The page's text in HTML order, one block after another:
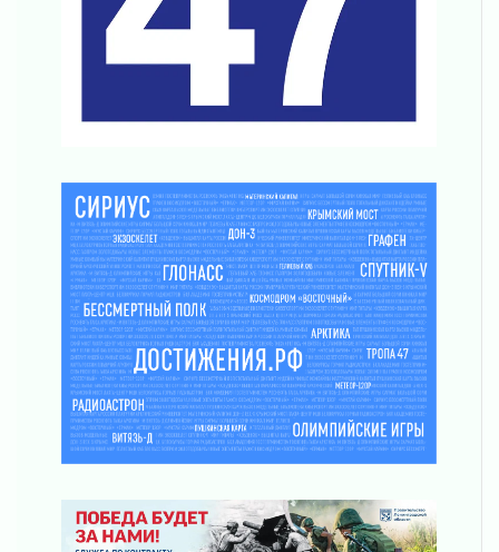
Генеральная репетиция векового юбилея
31 июля 2026
Открытое сердце и стремление делать добро
Давайте разберемся!
2027 году
30 июля 2026
Путешествие к западным рубежам
30 июля 2026
Лаголовская общеобразовательная школа
откроется к концу сентября
30 июля 2026
Ленобласть наводит порядок на дорогах и в
перевозках
30 июля 2026
Комфортное лето: в Ленобласти 30 июля
30 июля 2026
Ладожский мост на трассе «Кола» полностью